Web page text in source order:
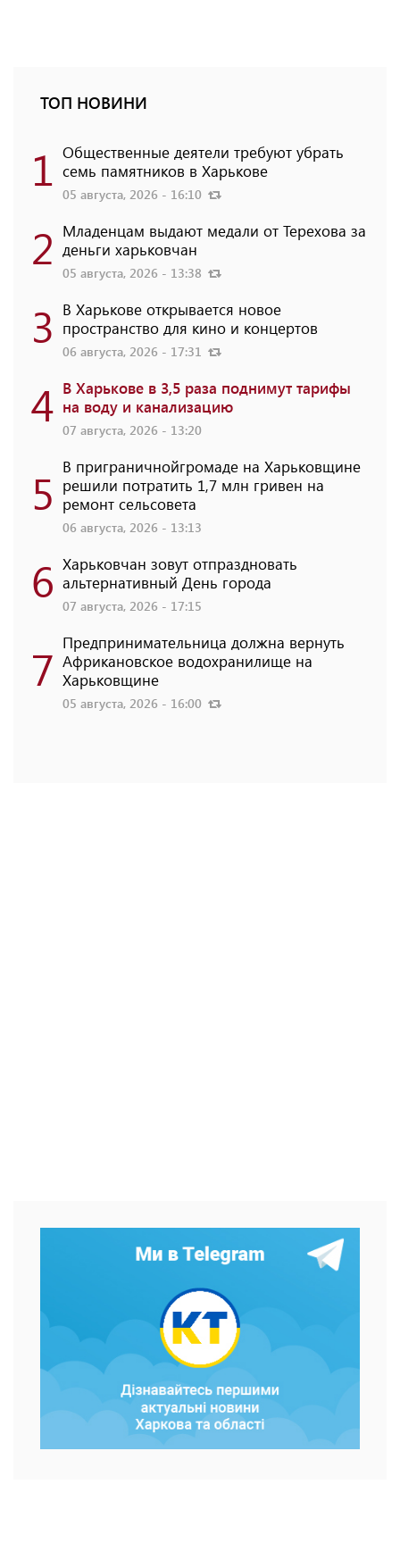
ТОП НОВИНИ
1 Общественные деятели требуют убрать
семь памятников в Харькове
05 августа, 2026 - 16:10
2 Младенцам выдают медали от Терехова за
деньги харьковчан
05 августа, 2026 - 13:38
3 В Харькове открывается новое
пространство для кино и концертов
06 августа, 2026 - 17:31
4 В Харькове в 3,5 раза поднимут тарифы
на воду и канализацию
07 августа, 2026 - 13:20
5 В приграничнойгромаде на Харьковщине
решили потратить 1,7 млн ​​гривен на
ремонт сельсовета
06 августа, 2026 - 13:13
6 Харьковчан зовут отпраздновать
альтернативный День города
07 августа, 2026 - 17:15
7 Предпринимательница должна вернуть
Африкановское водохранилище на
Харьковщине
05 августа, 2026 - 16:00